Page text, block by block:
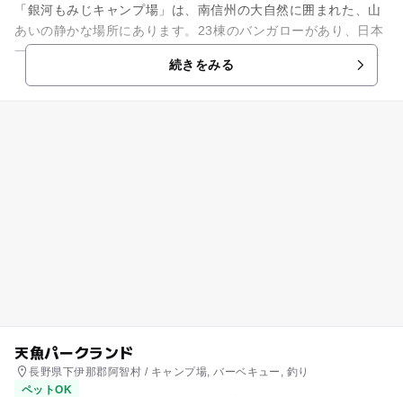
「銀河もみじキャンプ場」は、南信州の大自然に囲まれた、山
あいの静かな場所にあります。23棟のバンガローがあり、日本
一の星空が眺められる場所として、南信州で人気の高いキャン
続きをみる
天魚パークランド
長野県下伊那郡阿智村 / キャンプ場, バーベキュー, 釣り
ペットOK